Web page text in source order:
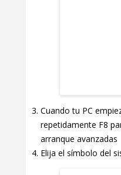
Cuando tu PC
repetidamente F8
arranque avanzadas
Elija el símbolo del